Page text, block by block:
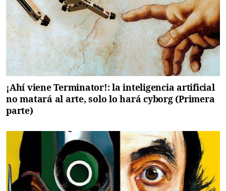
¡Ahí viene Terminator!: la inteligencia artificial
no matará al arte, solo lo hará cyborg (Primera
parte)